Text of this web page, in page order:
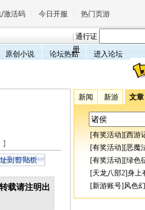
激活码 今日开服 热门页游
王权与自由 诛
通行证
册
原创小说 论坛热贴 进入论坛
】
载请注明出
新闻 新游 文章
[有奖活动][西游
[有奖活动][恶魔
[有奖活动][绿色
[天龙八部2]身上
[新游账号]风色